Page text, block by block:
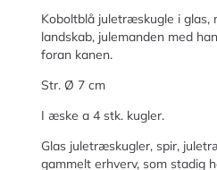
Koboltblå juletræskugle i glas,
landskab, julemanden med
foran kanen.
Str. Ø 7 cm
I æske a 4 stk. kugler.
Glas juletræskugler, spir,
gammelt erhverv, som stadig